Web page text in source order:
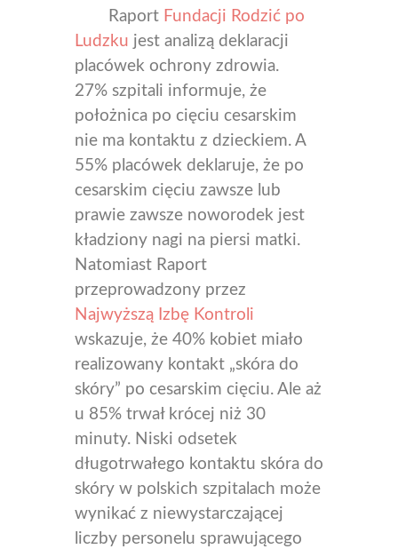
Raport Fundacji Rodzić po
Ludzku jest analizą deklaracji
placówek ochrony zdrowia.
27% szpitali informuje, że
położnica po cięciu cesarskim
nie ma kontaktu z dzieckiem. A
55% placówek deklaruje, że po
cesarskim cięciu zawsze lub
prawie zawsze noworodek jest
kładziony nagi na piersi matki.
Natomiast Raport
przeprowadzony przez
Najwyższą Izbę Kontroli
wskazuje, że 40% kobiet miało
realizowany kontakt „skóra do
skóry” po cesarskim cięciu. Ale aż
u 85% trwał krócej niż 30
minuty. Niski odsetek
długotrwałego kontaktu skóra do
skóry w polskich szpitalach może
wynikać z niewystarczającej
liczby personelu sprawującego